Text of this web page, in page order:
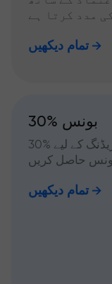
مدد کرتا ہے
تمام دیکھیں
30% بونس
اپنا اکاؤنٹ ٹاپ اپ کریں اور ٹریڈنگ کے لیے %30
حاصل کریں
تمام دیکھیں